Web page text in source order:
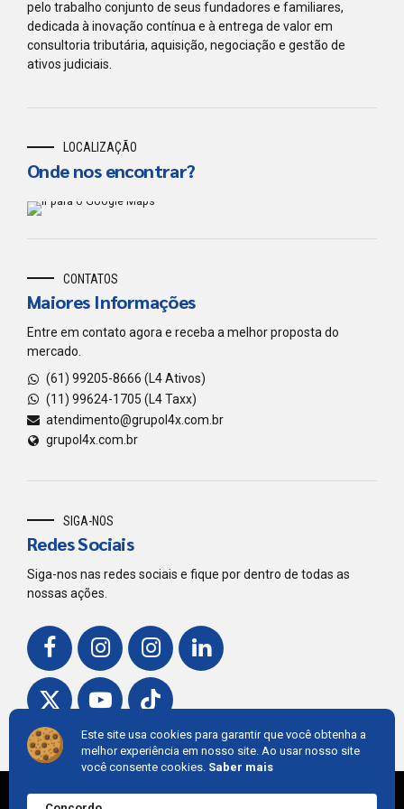
pelo trabalho conjunto de seus fundadores e familiares,
dedicada à inovação contínua e à entrega de valor em
consultoria tributária, aquisição, negociação e gestão de
ativos judiciais.
LOCALIZAÇÃO
Onde nos encontrar?
CONTATOS
Maiores Informações
Entre em contato agora e receba a melhor proposta do
mercado.
(61) 99205-8666 (L4 Ativos)
(11) 99624-1705 (L4 Taxx)
atendimento@grupol4x.com.br
grupol4x.com.br
SIGA-NOS
Redes Sociais
Siga-nos nas redes sociais e fique por dentro de todas as
nossas ações.
Este site usa cookies para garantir que você obtenha a
melhor experiência em nosso site. Ao usar nosso site
você consente cookies. Saber mais